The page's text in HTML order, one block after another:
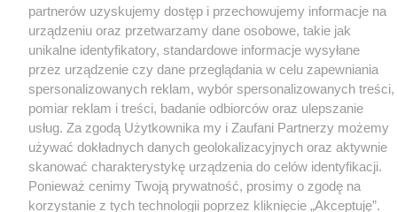
partnerów uzyskujemy dostęp i przechowujemy informacje na
urządzeniu oraz przetwarzamy dane osobowe, takie jak
unikalne identyfikatory, standardowe informacje wysyłane
przez urządzenie czy dane przeglądania w celu zapewniania
spersonalizowanych reklam, wybór spersonalizowanych treści,
pomiar reklam i treści, badanie odbiorców oraz ulepszanie
usług. Za zgodą Użytkownika my i Zaufani Partnerzy możemy
używać dokładnych danych geolokalizacyjnych oraz aktywnie
skanować charakterystykę urządzenia do celów identyfikacji.
Ponieważ cenimy Twoją prywatność, prosimy o zgodę na
korzystanie z tych technologii poprzez kliknięcie „Akceptuję”.